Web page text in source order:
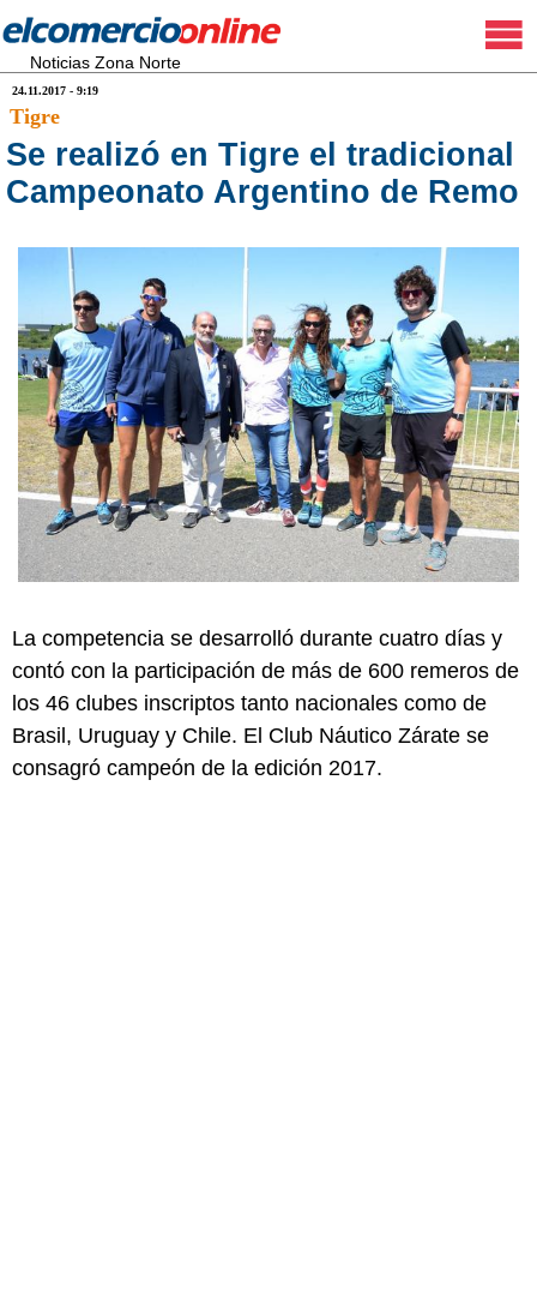
Noticias Zona Norte
24.11.2017 - 9:19
Tigre
Se realizó en Tigre el tradicional
Campeonato Argentino de Remo
La competencia se desarrolló durante cuatro días y
contó con la participación de más de 600 remeros de
los 46 clubes inscriptos tanto nacionales como de
Brasil, Uruguay y Chile. El Club Náutico Zárate se
consagró campeón de la edición 2017.